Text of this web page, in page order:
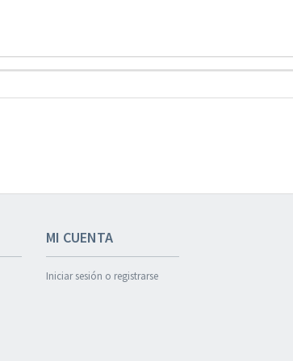
MI CUENTA
Iniciar sesión o registrarse